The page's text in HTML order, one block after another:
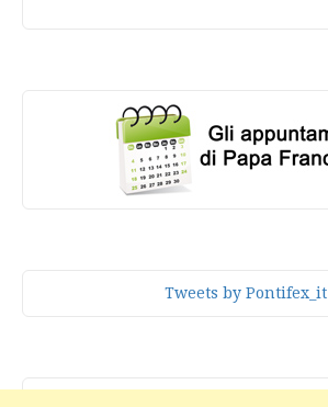
Tweets by Pontifex_it